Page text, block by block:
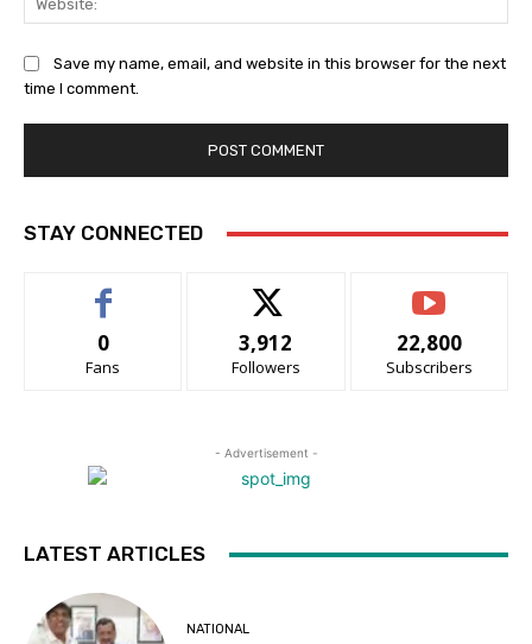
Save my name, email, and website in this browser for the next
time I comment.
STAY CONNECTED
0
Fans
3,912
Followers
22,800
Subscribers
- Advertisement -
LATEST ARTICLES
NATIONAL